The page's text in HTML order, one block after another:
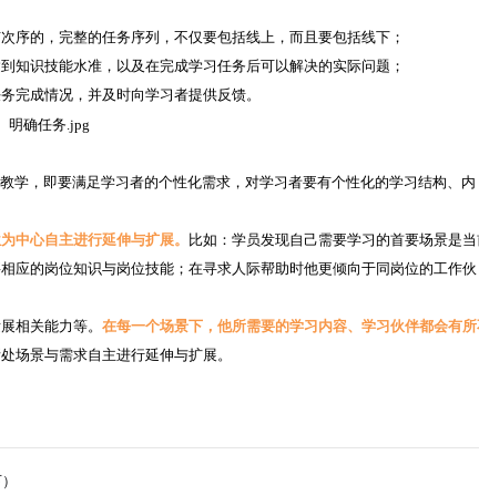
序的，完整的任务序列，不仅要包括线上，而且要包括线下；
知识技能水准，以及在完成学习任务后可以解决的实际问题；
完成情况，并及时向学习者提供反馈。
学，即要满足学习者的个性化需求，对学习者要有个性化的学习结构、内
中心自主进行延伸与扩展。
比如：学员发现自己需要学习的首要场景是
应的岗位知识与岗位技能；在寻求人际帮助时他更倾向于同岗位的工作伙
相关能力等。 在每一个场景下，他所需要的学习内容、学习伙伴都会有
场景与需求自主进行延伸与扩展。